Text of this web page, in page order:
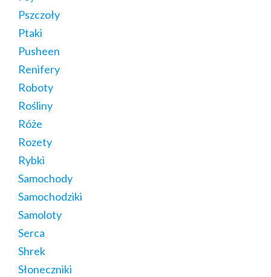
Pszczoły
Ptaki
Pusheen
Renifery
Roboty
Rośliny
Róże
Rozety
Rybki
Samochody
Samochodziki
Samoloty
Serca
Shrek
Słoneczniki